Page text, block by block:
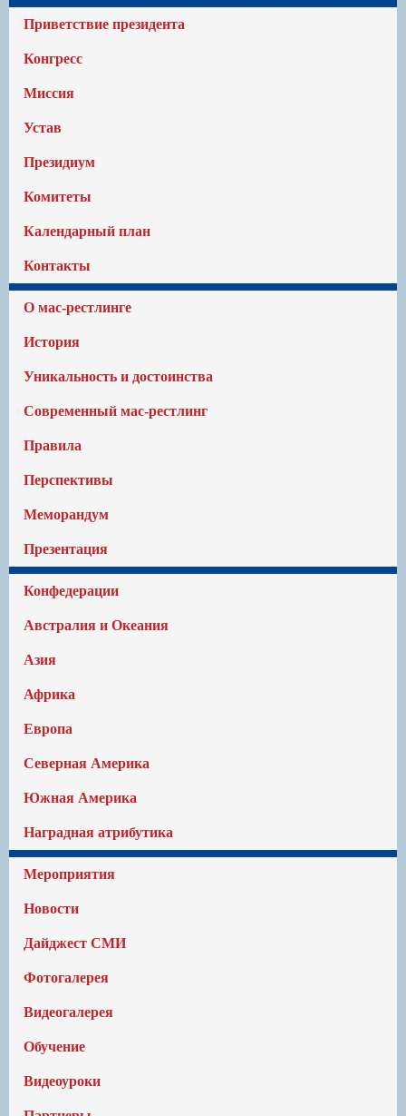
Приветствие президента
Конгресс
Миссия
Устав
Президиум
Комитеты
Календарный план
Контакты
О мас-рестлинге
История
Уникальность и достоинства
Современный мас-рестлинг
Правила
Перспективы
Меморандум
Презентация
Конфедерации
Австралия и Океания
Азия
Африка
Европа
Северная Америка
Южная Америка
Наградная атрибутика
Мероприятия
Новости
Дайджест СМИ
Фотогалерея
Видеогалерея
Обучение
Видеоуроки